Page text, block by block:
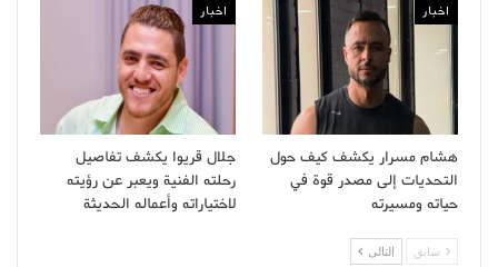
اخبار
هشام مسرار يكشف كيف حول
التحديات إلى مصدر قوة في
حياته ومسيرته
اخبار
جلال قريوا يكشف تفاصيل
رحلته الفنية ويعبر عن رؤيته
لاختياراته وأعماله الحديثة
سابق التالى